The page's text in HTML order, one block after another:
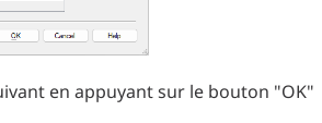
en appuyant sur le bouton "OK"